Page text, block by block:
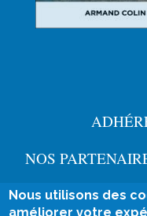
Pied
de
NOS
Nous utilisons des
améliorer votre